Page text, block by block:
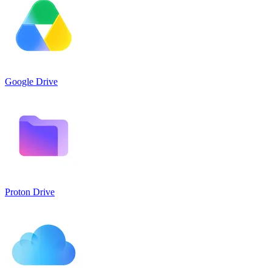
Google Drive
Proton Drive